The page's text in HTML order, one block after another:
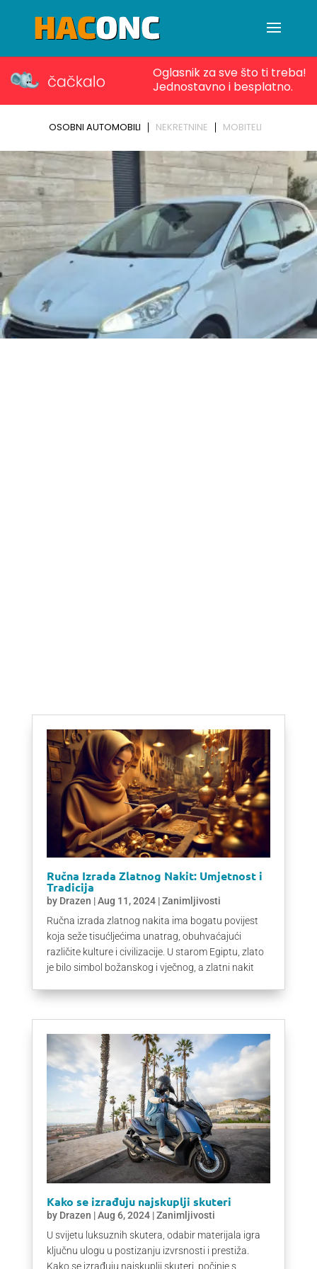
Ručna Izrada Zlatnog Nakit: Umjetnost i
Tradicija
by Drazen |Aug 11, 2024|Zanimljivosti
Ručna izrada zlatnog nakita ima bogatu povijest
koja seže tisućljećima unatrag, obuhvaćajući
različite kulture i civilizacije. U starom Egiptu, zlato
je bilo simbol božanskog i vječnog, a zlatni nakit
Kako se izrađuju najskuplji skuteri
by Drazen |Aug 6, 2024|Zanimljivosti
U svijetu luksuznih skutera, odabir materijala igra
ključnu ulogu u postizanju izvrsnosti i prestiža.
Kako se izrađuju najskuplji skuteri, počinje s